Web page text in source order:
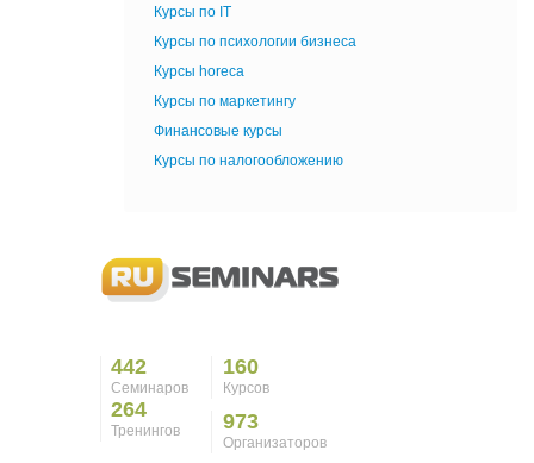
Курсы по IT
Курсы по психологии бизнеса
Курсы horeca
Курсы по маркетингу
Финансовые курсы
Курсы по налогообложению
442
Семинаров
160
Курсов
264
Тренингов 973
Организаторов